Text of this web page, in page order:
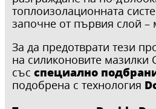
топлоизолационната
започне от първия слой –
За да предотврати тези
на силиконовите мазилки
със специално
подобрена с технология